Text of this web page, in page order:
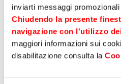
inviarti messaggi
Chiudendo la presente
navigazione con l'utilizzo
maggiori informazioni sui
disabilitazione consulta la
Jugendliche und junge
weit von der Praxis ‚Der
zu schaffen und auf diese
Familien mehr unterstützen
kann auch eine Spende an
Nummer des